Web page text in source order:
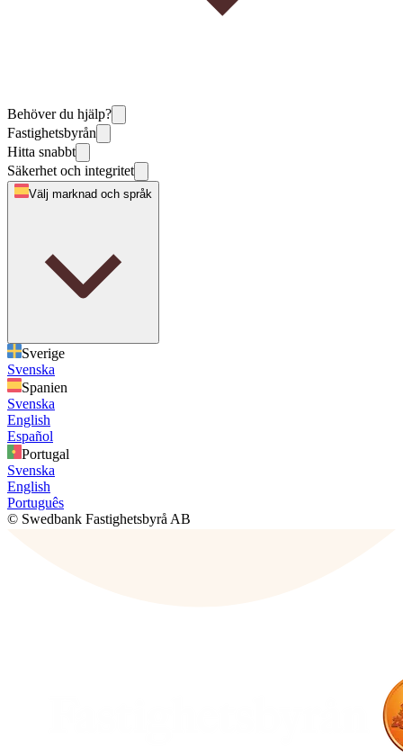
Behöver du hjälp?
Fastighetsbyrån
Hitta snabbt
Säkerhet och integritet
Välj marknad och språk
Sverige
Svenska
Spanien
Svenska
English
Español
Portugal
Svenska
English
Português
© Swedbank Fastighetsbyrå AB